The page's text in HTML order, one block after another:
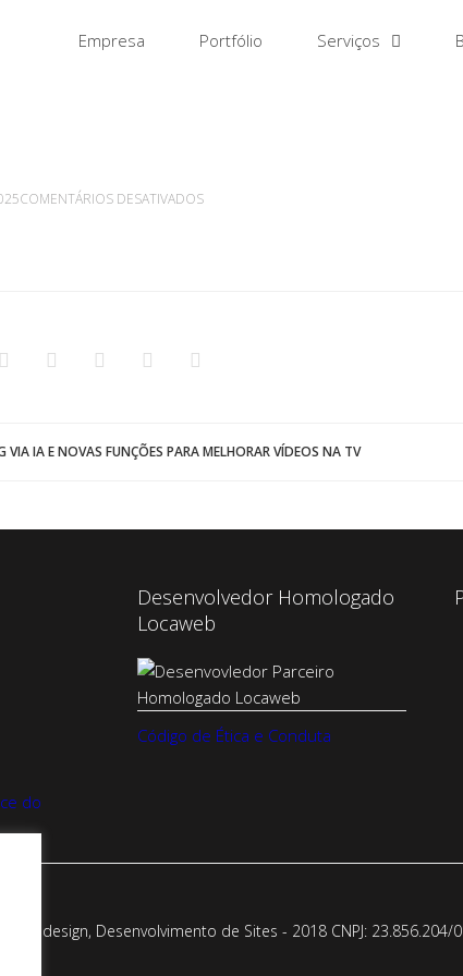
Empresa Portfólio Serviços
COMENTÁRIOS DESATIVADOSEM
VIA IA E NOVAS FUNÇÕES PARA MELHORAR VÍDEOS NA TV
do
Desenvolvedor Homologado
Locaweb
Código de Ética e Conduta
Desenvolvimento de Sites - 2018 CNPJ: 23.856.204/